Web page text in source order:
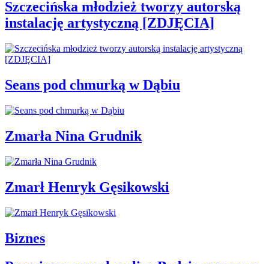
Szczecińska młodzież tworzy autorską
instalację artystyczną [ZDJĘCIA]
Seans pod chmurką w Dąbiu
Zmarła Nina Grudnik
Zmarł Henryk Gęsikowski
Biznes